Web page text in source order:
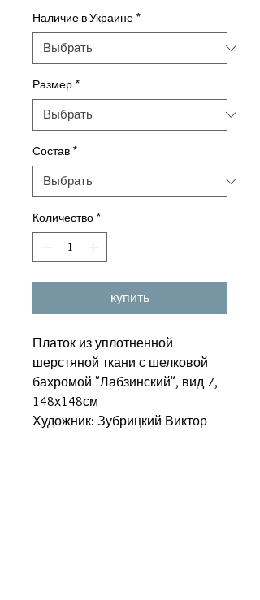
Наличие в Украине *
Размер *
Состав *
Количество *
купить
Платок из уплотненной
шерстяной ткани с шелковой
бахромой "Лабзинский", вид 7,
148х148см
Художник: Зубрицкий Виктор